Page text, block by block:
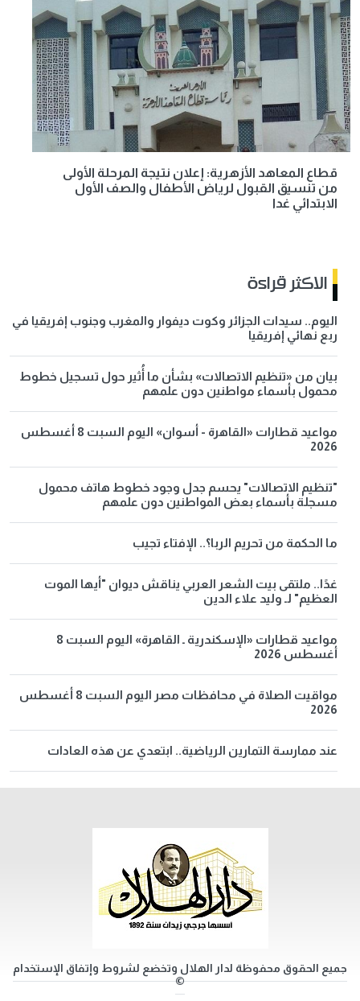
قطاع المعاهد الأزهرية: إعلان نتيجة المرحلة الأولى
من تنسيق القبول لرياض الأطفال والصف الأول
الابتدائي غدا
الاكثر قراءة
اليوم.. سيدات الجزائر وكوت ديفوار والمغرب وجنوب إفريقيا في
ربع نهائي إفريقيا
بيان من «تنظيم الاتصالات» بشأن ما أُثير حول تسجيل خطوط
محمول بأسماء مواطنين دون علمهم
مواعيد قطارات «القاهرة - أسوان» اليوم السبت 8 أغسطس
2026
"تنظيم الاتصالات" يحسم جدل وجود خطوط هاتف محمول
مسجلة بأسماء بعض المواطنين دون علمهم
ما الحكمة من تحريم الربا؟.. الإفتاء تجيب
غدًا.. ملتقى بيت الشعر العربي يناقش ديوان "أيها الموت
العظيم" لـ وليد علاء الدين
مواعيد قطارات «الإسكندرية ـ القاهرة» اليوم السبت 8
أغسطس 2026
مواقيت الصلاة في محافظات مصر اليوم السبت 8 أغسطس
2026
عند ممارسة التمارين الرياضية.. ابتعدي عن هذه العادات
جميع الحقوق محفوظة لدار الهلال وتخضع لشروط وإتفاق الإستخدام
©